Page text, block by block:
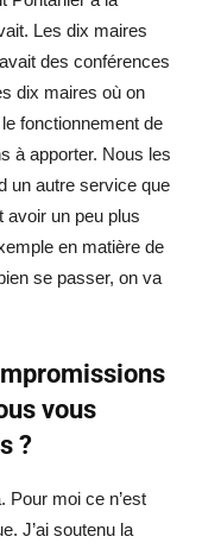
Les dix maires
des conférences
dix maires où on
fonctionnement de
à apporter. Nous les
un autre service que
avoir un peu plus
en matière de
se passer, on va
vous
?
Pour moi ce n’est
J’ai soutenu la